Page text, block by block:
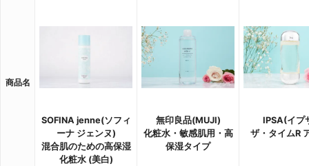
商品名
SOFINA jenne(ソフィ
ーナ ジェンヌ)
混合肌のための高保湿
化粧水 (美白)
無印良品(MUJI)
化粧水・敏感肌用・高
保湿タイプ
IPSA(イプ
ザ・タイムR